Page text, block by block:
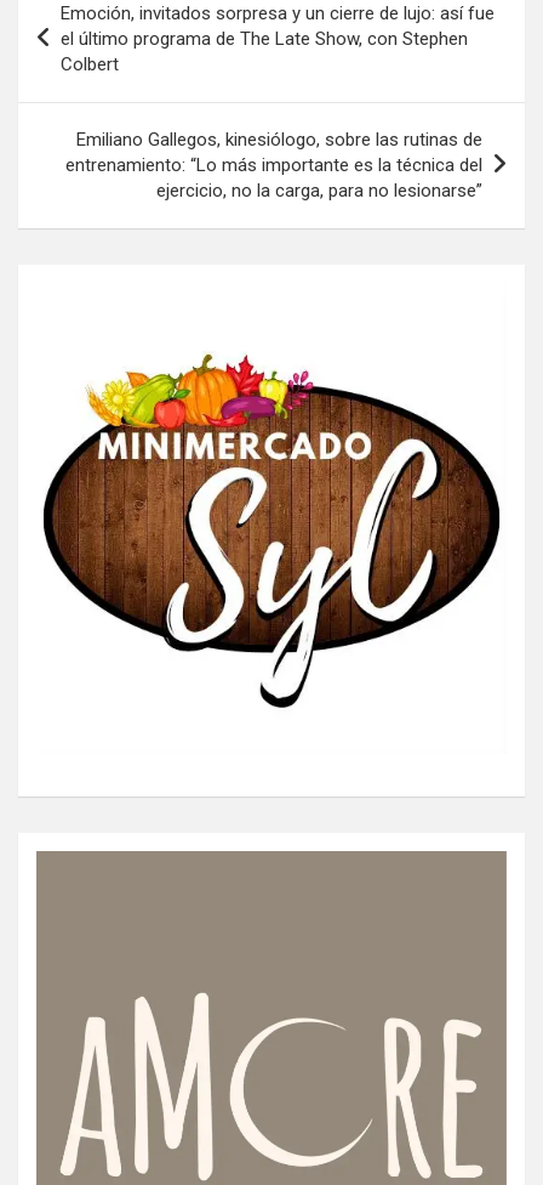
de
entradas
Emoción, invitados sorpresa y un cierre de lujo: así fue
el último programa de The Late Show, con Stephen
Colbert
Emiliano Gallegos, kinesiólogo, sobre las rutinas de
entrenamiento: “Lo más importante es la técnica del
ejercicio, no la carga, para no lesionarse”